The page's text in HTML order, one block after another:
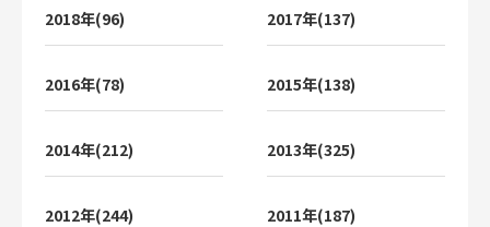
2018年(96) 2017年(137)
2016年(78) 2015年(138)
2014年(212) 2013年(325)
2012年(244) 2011年(187)